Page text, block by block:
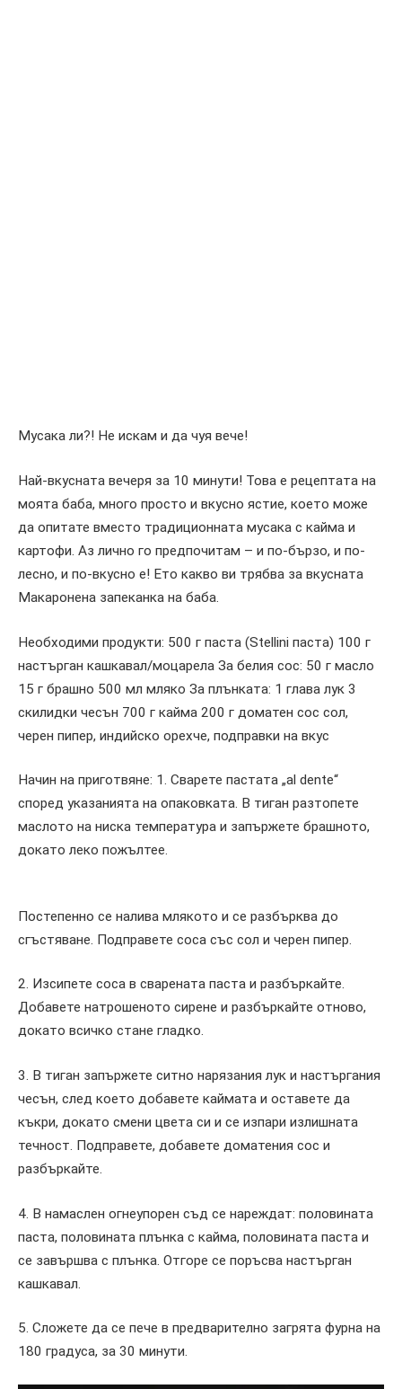
Мусака ли?! Не искам и да чуя вече!
Най-вкусната вечеря за 10 минути! Това е рецептата на
моята баба, много просто и вкусно ястие, което може
да опитате вместо традиционната мусака с кайма и
картофи. Аз лично го предпочитам – и по-бързо, и по-
лесно, и по-вкусно е! Ето какво ви трябва за вкусната
Макаронена запеканка на баба.
Необходими продукти: 500 г паста (Stellini паста) 100 г
настърган кашкавал/моцарела За белия сос: 50 г масло
15 г брашно 500 мл мляко За плънката: 1 глава лук 3
скилидки чесън 700 г кайма 200 г доматен сос сол,
черен пипер, индийско орехче, подправки на вкус
Начин на приготвяне: 1. Сварете пастата „al dente“
според указанията на опаковката. В тиган разтопете
маслото на ниска температура и запържете брашното,
докато леко пожълтее.
Постепенно се налива млякото и се разбърква до
сгъстяване. Подправете соса със сол и черен пипер.
2. Изсипете соса в сварената паста и разбъркайте.
Добавете натрошеното сирене и разбъркайте отново,
докато всичко стане гладко.
3. В тиган запържете ситно нарязания лук и настъргания
чесън, след което добавете каймата и оставете да
къкри, докато смени цвета си и се изпари излишната
течност. Подправете, добавете доматения сос и
разбъркайте.
4. В намаслен огнеупорен съд се нареждат: половината
паста, половината плънка с кайма, половината паста и
се завършва с плънка. Отгоре се поръсва настърган
кашкавал.
5. Сложете да се пече в предварително загрята фурна на
180 градуса, за 30 минути.